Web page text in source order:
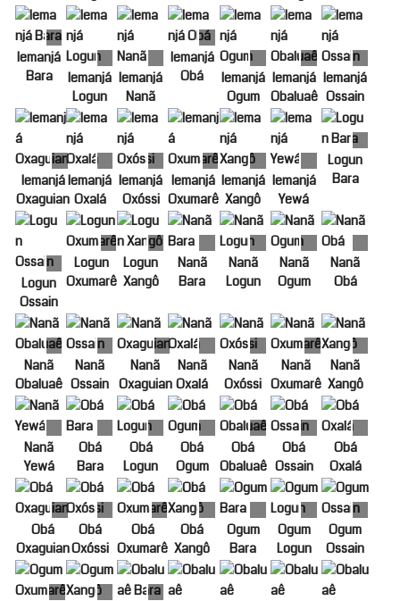
Iemanjá
Bara
Iemanjá
Logun
Iemanjá
Nanã
Iemanjá
Obá
Iemanjá
Ogum
Iemanjá
Obaluaê
Iemanjá
Ossain
Iemanjá
Oxaguian
Iemanjá
Oxalá
Iemanjá
Oxóssi
Iemanjá
Oxumarê
Iemanjá
Xangô
Iemanjá
Yewá
Logun
Bara
Logun
Ossain
Logun
Oxumarê
Logun
Xangô
Nanã
Bara
Nanã
Logun
Nanã
Ogum
Nanã
Obá
Nanã
Obaluaê
Nanã
Ossain
Nanã
Oxaguian
Nanã
Oxalá
Nanã
Oxóssi
Nanã
Oxumarê
Nanã
Xangô
Nanã
Yewá
Obá
Bara
Obá
Logun
Obá
Ogum
Obá
Obaluaê
Obá
Ossain
Obá
Oxalá
Obá
Oxaguian
Obá
Oxóssi
Obá
Oxumarê
Obá
Xangô
Ogum
Bara
Ogum
Logun
Ogum
Ossain